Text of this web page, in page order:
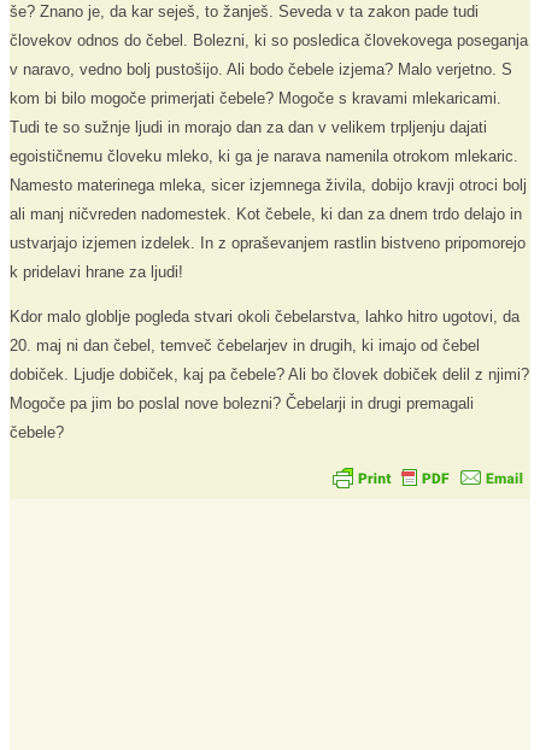
še? Znano je, da kar seješ, to žanješ. Seveda v ta zakon pade tudi
človekov odnos do čebel. Bolezni, ki so posledica človekovega poseganja
v naravo, vedno bolj pustošijo. Ali bodo čebele izjema? Malo verjetno. S
kom bi bilo mogoče primerjati čebele? Mogoče s kravami mlekaricami.
Tudi te so sužnje ljudi in morajo dan za dan v velikem trpljenju dajati
egoističnemu človeku mleko, ki ga je narava namenila otrokom mlekaric.
Namesto materinega mleka, sicer izjemnega živila, dobijo kravji otroci bolj
ali manj ničvreden nadomestek. Kot čebele, ki dan za dnem trdo delajo in
ustvarjajo izjemen izdelek. In z opraševanjem rastlin bistveno pripomorejo
k pridelavi hrane za ljudi!
Kdor malo globlje pogleda stvari okoli čebelarstva, lahko hitro ugotovi, da
20. maj ni dan čebel, temveč čebelarjev in drugih, ki imajo od čebel
dobiček. Ljudje dobiček, kaj pa čebele? Ali bo človek dobiček delil z njimi?
Mogoče pa jim bo poslal nove bolezni? Čebelarji in drugi premagali
čebele?